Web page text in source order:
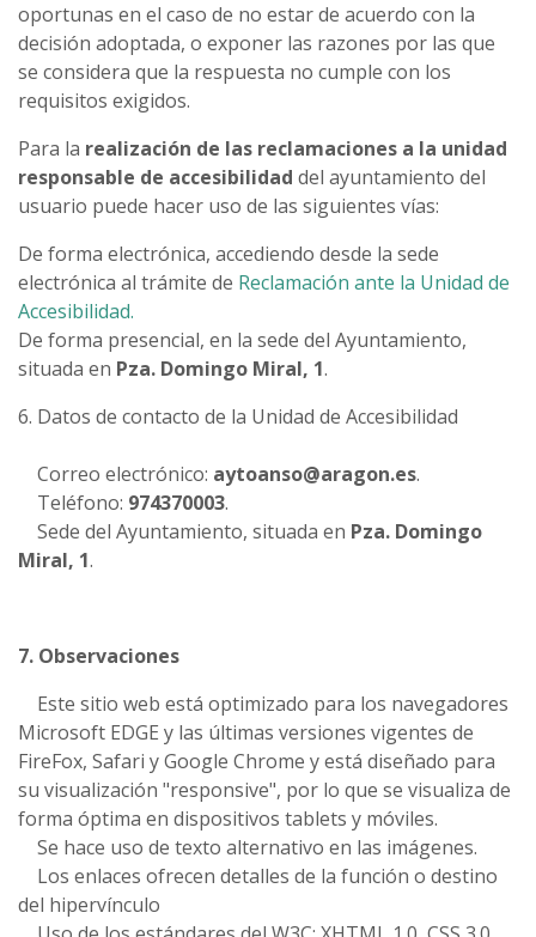
oportunas en el caso de no estar de acuerdo con la
decisión adoptada, o exponer las razones por las que
se considera que la respuesta no cumple con los
requisitos exigidos.
Para la realización de las reclamaciones a la unidad
responsable de accesibilidad del ayuntamiento del
usuario puede hacer uso de las siguientes vías:
De forma electrónica, accediendo desde la sede
electrónica al trámite de Reclamación ante la Unidad de
Accesibilidad.
De forma presencial, en la sede del Ayuntamiento,
situada en Pza. Domingo Miral, 1.
6. Datos de contacto de la Unidad de Accesibilidad
Correo electrónico: aytoanso@aragon.es.
Teléfono: 974370003.
Sede del Ayuntamiento, situada en Pza. Domingo
Miral, 1.
7. Observaciones
Este sitio web está optimizado para los navegadores
Microsoft EDGE y las últimas versiones vigentes de
FireFox, Safari y Google Chrome y está diseñado para
su visualización "responsive", por lo que se visualiza de
forma óptima en dispositivos tablets y móviles.
Se hace uso de texto alternativo en las imágenes.
Los enlaces ofrecen detalles de la función o destino
del hipervínculo